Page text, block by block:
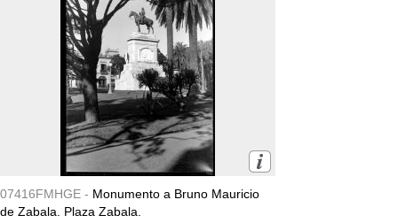
07416FMHGE - Monumento a Bruno Mauricio
de Zabala. Plaza Zabala.